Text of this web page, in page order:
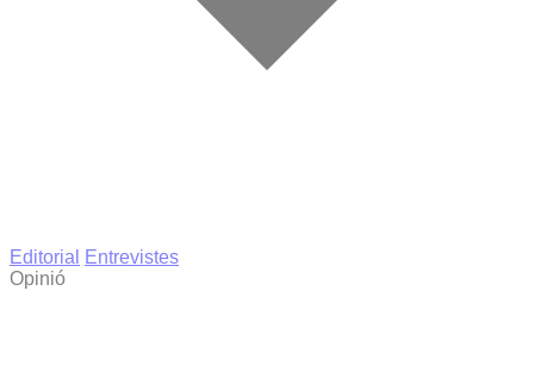
Editorial
Entrevistes
Opinió